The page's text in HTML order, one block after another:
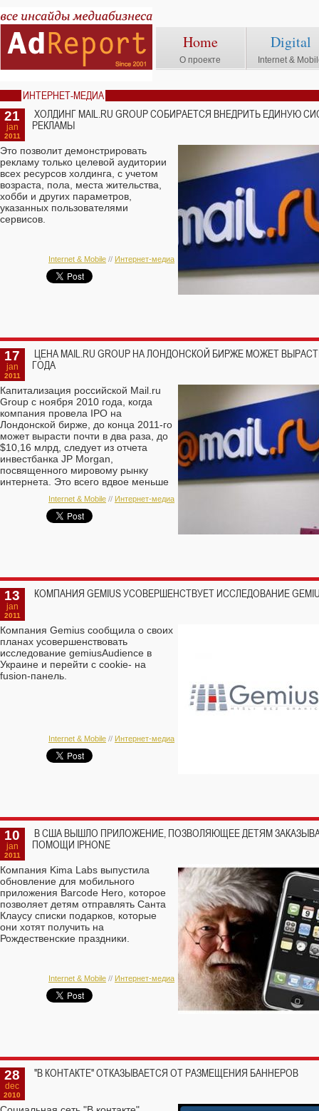
Home
О проекте
Digital
Internet &
ИНТЕРНЕТ-МЕДИА
21
jan
2011
ХОЛДИНГ MAIL.RU GROUP СОБИРАЕТСЯ ВНЕДРИТЬ ЕДИНУЮ
РЕКЛАМЫ
Это позволит демонстрировать
рекламу только целевой аудитории
всех ресурсов холдинга, с учетом
возраста, пола, места жительства,
хобби и других параметров,
указанных пользователями
сервисов.
Internet & Mobile // Интернет-медиа
17
jan
2011
ЦЕНА MAIL.RU GROUP НА ЛОНДОНСКОЙ БИРЖЕ МОЖЕТ
ГОДА
Капитализация российской Mail.ru
Group с ноября 2010 года, когда
компания провела IPO на
Лондонской бирже, до конца 2011-го
может вырасти почти в два раза, до
$10,16 млрд, следует из отчета
инвестбанка JP Morgan,
посвященного мировому рынку
интернета. Это всего вдвое меньше
Internet & Mobile // Интернет-медиа
13
jan
2011
КОМПАНИЯ GEMIUS УСОВЕРШЕНСТВУЕТ ИССЛЕДОВАНИЕ
Компания Gemius сообщила о своих
планах усовершенствовать
исследование gemiusAudience в
Украине и перейти c сookie- на
fusion-панель.
Internet & Mobile // Интернет-медиа
10
jan
2011
В США ВЫШЛО ПРИЛОЖЕНИЕ, ПОЗВОЛЯЮЩЕЕ ДЕТЯМ
ПОМОЩИ IPHONE
Компания Kima Labs выпустила
обновление для мобильного
приложения Barcode Hero, которое
позволяет детям отправлять Санта
Клаусу списки подарков, которые
они хотят получить на
Рождественские праздники.
Internet & Mobile // Интернет-медиа
28
dec
2010
"В КОНТАКТЕ" ОТКАЗЫВАЕТСЯ ОТ РАЗМЕЩЕНИЯ БАННЕРОВ